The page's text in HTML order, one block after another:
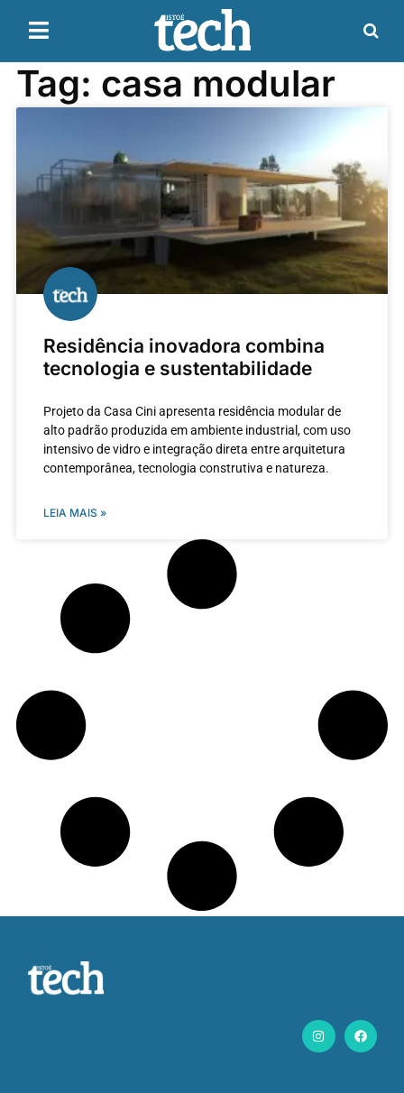
Tag: casa modular
Residência inovadora combina
tecnologia e sustentabilidade
Projeto da Casa Cini apresenta residência modular de
alto padrão produzida em ambiente industrial, com uso
intensivo de vidro e integração direta entre arquitetura
contemporânea, tecnologia construtiva e natureza.
LEIA MAIS »